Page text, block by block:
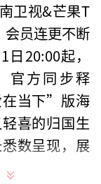
卫视&芒果T
会员连更不断
20:00起，
官方同步释
当下”版海
喜的归国生
数呈现，展